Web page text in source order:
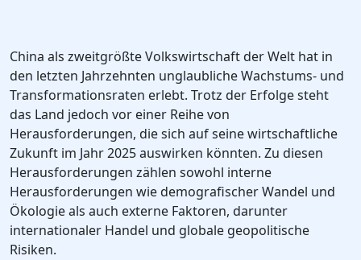
China als zweitgrößte Volkswirtschaft der Welt hat in
den letzten Jahrzehnten unglaubliche Wachstums- und
Transformationsraten erlebt. Trotz der Erfolge steht
das Land jedoch vor einer Reihe von
Herausforderungen, die sich auf seine wirtschaftliche
Zukunft im Jahr 2025 auswirken könnten. Zu diesen
Herausforderungen zählen sowohl interne
Herausforderungen wie demografischer Wandel und
Ökologie als auch externe Faktoren, darunter
internationaler Handel und globale geopolitische
Risiken.